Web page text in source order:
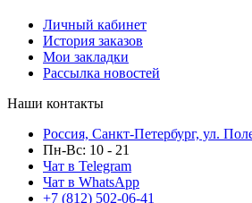
Личный кабинет
История заказов
Мои закладки
Рассылка новостей
Наши контакты
Россия, Санкт-Петербург, ул.
Пн-Вс: 10 - 21
Чат в Telegram
Чат в WhatsApp
+7 (812) 502-06-41